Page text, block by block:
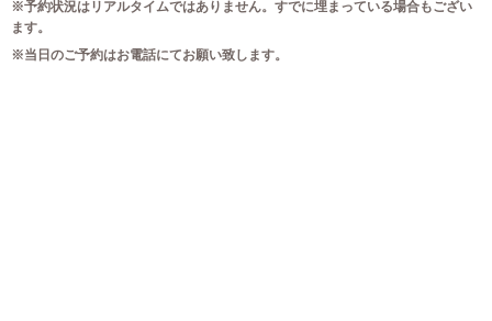
※予約状況はリアルタイムではありません。すでに埋まっている場合もござい
ます。
※当日のご予約はお電話にてお願い致します。